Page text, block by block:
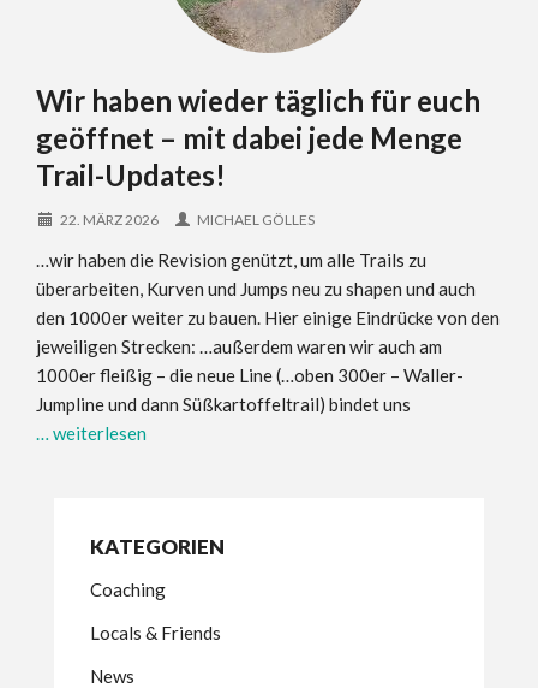
Wir haben wieder täglich für euch
geöffnet – mit dabei jede Menge
Trail-Updates!
22. MÄRZ 2026 MICHAEL GÖLLES
…wir haben die Revision genützt, um alle Trails zu
überarbeiten, Kurven und Jumps neu zu shapen und auch
den 1000er weiter zu bauen. Hier einige Eindrücke von den
jeweiligen Strecken: …außerdem waren wir auch am
1000er fleißig – die neue Line (…oben 300er – Waller-
Jumpline und dann Süßkartoffeltrail) bindet uns
… weiterlesen
KATEGORIEN
Coaching
Locals & Friends
News